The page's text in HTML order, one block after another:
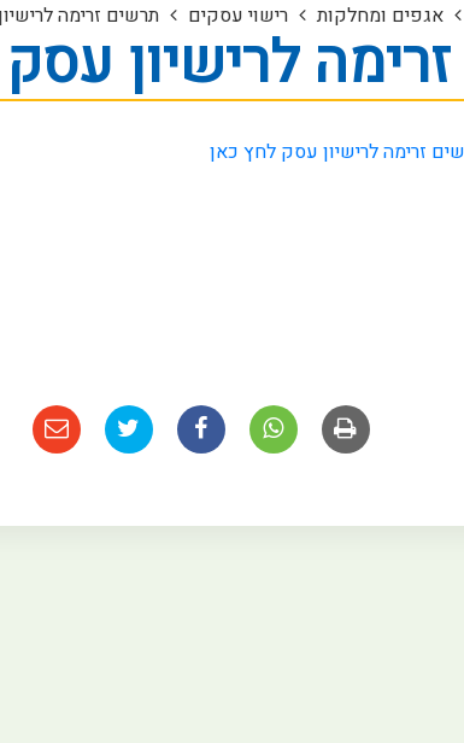
אגפים ומחלקות רישוי עסקים תרשים זרימה
לרישיון עסק
זרימה לרישיון עסק לחץ כאן